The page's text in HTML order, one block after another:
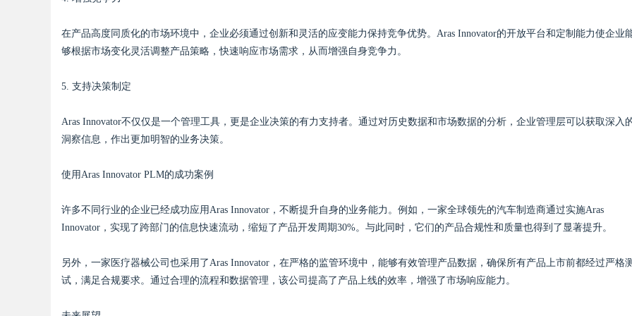
在产品高度同质化的市场环境中，企业必须通过创新和灵活的应变能力保持竞争优势。Aras Innovator的开放平台和定制能力使企业
够根据市场变化灵活调整产品策略，快速响应市场需求，从而增强自身竞争力。
5. 支持决策制定
Aras Innovator不仅仅是一个管理工具，更是企业决策的有力支持者。通过对历史数据和市场数据的分析，企业管理层可以获取深入
洞察信息，作出更加明智的业务决策。
使用Aras Innovator PLM的成功案例
许多不同行业的企业已经成功应用Aras Innovator，不断提升自身的业务能力。例如，一家全球领先的汽车制造商通过实施Aras
Innovator，实现了跨部门的信息快速流动，缩短了产品开发周期30%。与此同时，它们的产品合规性和质量也得到了显著提升。
另外，一家医疗器械公司也采用了Aras Innovator，在严格的监管环境中，能够有效管理产品数据，确保所有产品上市前都经过严格测
试，满足合规要求。通过合理的流程和数据管理，该公司提高了产品上线的效率，增强了市场响应能力。